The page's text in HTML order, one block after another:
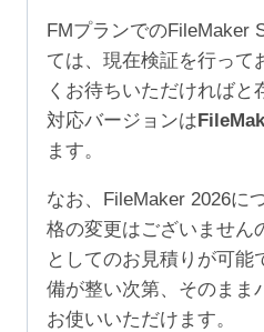
1
年
（ア
カ
デ
ッ
ク/NPO
10-
24
ユ
FMプランでのFileMaker
ては、現在検証を行って
くお待ちいただければと
対応バージョンは
ます。
なお、FileMaker 2026に
格の変更はございません
としてのお見積りが可能
備が整い次第、そのまま
お使いいただけます。